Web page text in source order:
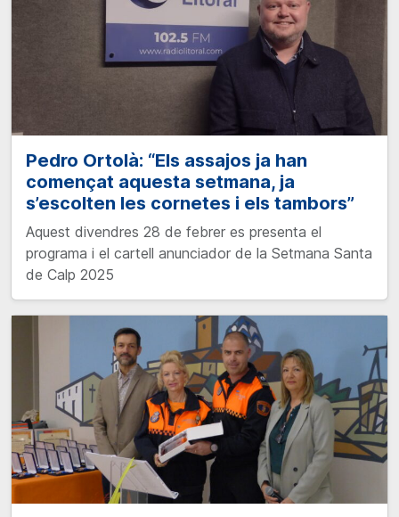
Pedro Ortolà: “Els assajos ja han
començat aquesta setmana, ja
s’escolten les cornetes i els tambors”
Aquest divendres 28 de febrer es presenta el
programa i el cartell anunciador de la Setmana Santa
de Calp 2025